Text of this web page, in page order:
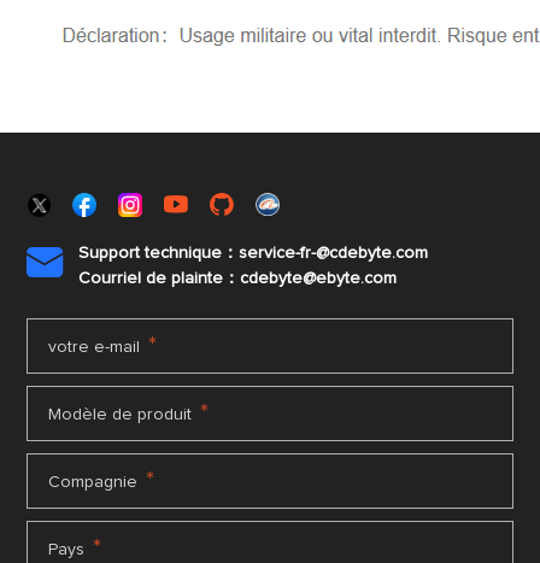

Support technique：service-fr-@cdebyte.com
Courriel de plainte：cdebyte@ebyte.com
votre e-mail *
Modèle de produit *
Compagnie *
Pays *